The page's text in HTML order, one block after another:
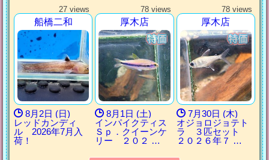
27 views
船橋二和
8月2日 (日)
レッドカンディ
ル 2026年7月入
荷！
78 views
厚木店
8月1日 (土)
インパイクティス
Ｓｐ．クイーンケ
リー ２０２ …
78 views
厚木店
7月30日 (木)
オジョロジョテト
ラ ３匹セット
２０２６年７ …